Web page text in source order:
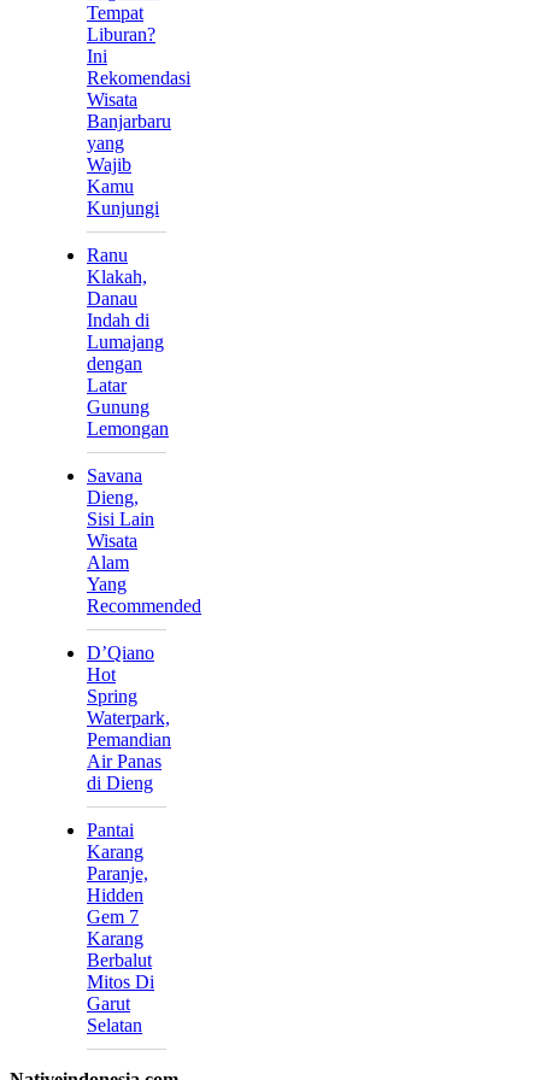
Tempat
Liburan?
Ini
Rekomendasi
Wisata
Banjarbaru
yang
Wajib
Kamu
Kunjungi
Ranu
Klakah,
Danau
Indah di
Lumajang
dengan
Latar
Gunung
Lemongan
Savana
Dieng,
Sisi Lain
Wisata
Alam
Yang
Recommended
D’Qiano
Hot
Spring
Waterpark,
Pemandian
Air Panas
di Dieng
Pantai
Karang
Paranje,
Hidden
Gem 7
Karang
Berbalut
Mitos Di
Garut
Selatan